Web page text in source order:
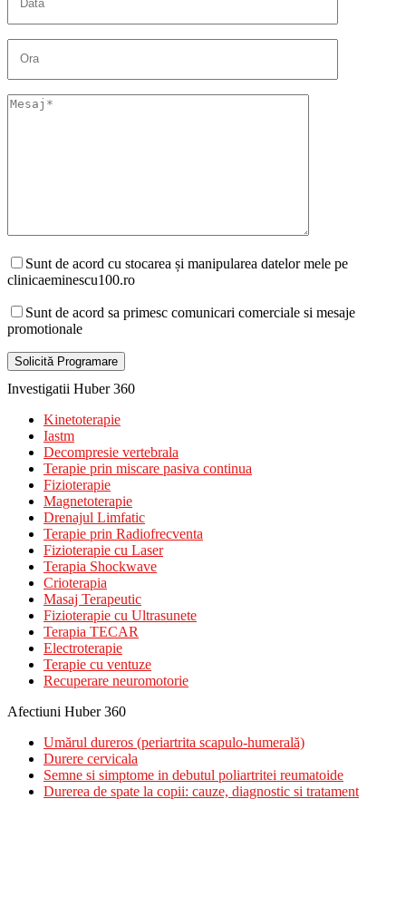
Sunt de acord cu stocarea și manipularea datelor mele pe
clinicaeminescu100.ro
Sunt de acord sa primesc comunicari comerciale si mesaje
promotionale
Investigatii Huber 360
Kinetoterapie
Iastm
Decompresie vertebrala
Terapie prin miscare pasiva continua
Fizioterapie
Magnetoterapie
Drenajul Limfatic
Terapie prin Radiofrecventa
Fizioterapie cu Laser
Terapia Shockwave
Crioterapia
Masaj Terapeutic
Fizioterapie cu Ultrasunete
Terapia TECAR
Electroterapie
Terapie cu ventuze
Recuperare neuromotorie
Afectiuni Huber 360
Umărul dureros (periartrita scapulo-humerală)
Durere cervicala
Semne si simptome in debutul poliartritei reumatoide
Durerea de spate la copii: cauze, diagnostic si tratament